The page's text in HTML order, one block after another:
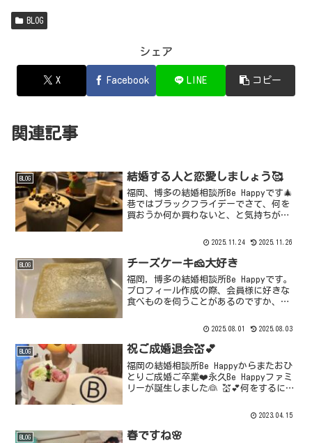
BLOG
シェア
X Facebook LINE コピー
関連記事
BLOG 結婚する人と恋愛しましょう🥰
福岡、博多の結婚相談所Be Happyです🎄
巷ではブラックフライデーでさて、何を
買おうか何か買わないと、と気持ちが騒
がが喜んでもらえるものを考えたりした
欲しい💓結婚相談...
2025.11.24 2025.11.26
BLOG チーズケーキ🧀大好き
福岡，博多の結婚相談所Be Happyです。
プロフィール作成の際、会員様に好きな
食べものを伺うことがあるのですか、ス
える方が多いです😊今日は榎田さんのお
ておられて美味し...
2025.08.01 2025.08.03
BLOG 祝️ご成婚退会💒💕
福岡の結婚相談所Be Happyからまたおひ
とりご成婚ご卒業❤️永久Be Happyファミ
リーが誕生しました👰 💒💕何をするにも
私たちへのサプライズ!!️🍰私たちが用意
していたお祝いのケーキ🍓と並べて記
念...
2023.04.15
BLOG 春ですね🌸